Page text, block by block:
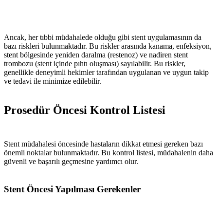
Ancak, her tıbbi müdahalede olduğu gibi stent uygulamasının da
bazı riskleri bulunmaktadır. Bu riskler arasında kanama, enfeksiyon,
stent bölgesinde yeniden daralma (restenoz) ve nadiren stent
trombozu (stent içinde pıhtı oluşması) sayılabilir. Bu riskler,
genellikle deneyimli hekimler tarafından uygulanan ve uygun takip
ve tedavi ile minimize edilebilir.
Prosedür Öncesi Kontrol Listesi
Stent müdahalesi öncesinde hastaların dikkat etmesi gereken bazı
önemli noktalar bulunmaktadır. Bu kontrol listesi, müdahalenin daha
güvenli ve başarılı geçmesine yardımcı olur.
Stent Öncesi Yapılması Gerekenler